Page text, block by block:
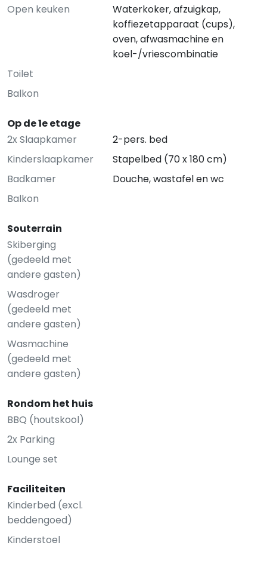
Open keuken
Waterkoker, afzuigkap,
koffiezetapparaat (cups),
oven, afwasmachine en
koel-/vriescombinatie
Toilet
Balkon
Op de 1e etage
2x Slaapkamer
2-pers. bed
Kinderslaapkamer
Stapelbed (70 x 180 cm)
Badkamer
Douche, wastafel en wc
Balkon
Souterrain
Skiberging
(gedeeld met
andere gasten)
Wasdroger
(gedeeld met
andere gasten)
Wasmachine
(gedeeld met
andere gasten)
Rondom het huis
BBQ (houtskool)
2x Parking
Lounge set
Faciliteiten
Kinderbed (excl.
beddengoed)
Kinderstoel